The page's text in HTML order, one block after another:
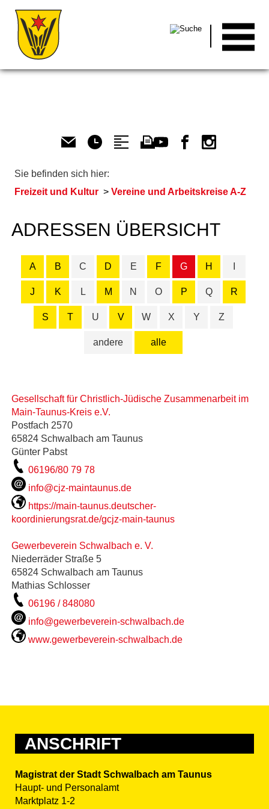
Sie befinden sich hier:
Freizeit und Kultur
Vereine und Arbeitskreise A-Z
ADRESSEN ÜBERSICHT
alle
A B C D E F G H
J K L M N O P Q R
S T U V W X Y Z
andere
Gesellschaft für Christlich-Jüdische Zusammenarbeit im
Main-Taunus-Kreis e.V.
Postfach 2570
65824 Schwalbach am Taunus
Günter Pabst
06196/80 79 78
info@cjz-maintaunus.de
https://main-taunus.deutscher-
koordinierungsrat.de/gcjz-main-taunus
Gewerbeverein Schwalbach e. V.
Niederräder Straße 5
65824 Schwalbach am Taunus
Mathias Schlosser
06196 / 848080
info@gewerbeverein-schwalbach.de
www.gewerbeverein-schwalbach.de
ANSCHRIFT
Magistrat der Stadt Schwalbach am Taunus
Haupt- und Personalamt
Marktplatz 1-2